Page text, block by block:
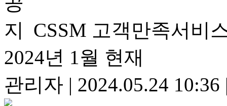
CSSM 고객만족서비
2024년 1월 현재
관리자 | 2024.05.24 10:36